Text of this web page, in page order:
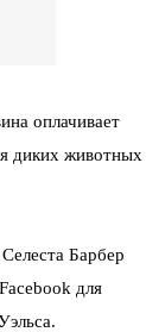
оплачивает
диких животных
Барбер
для